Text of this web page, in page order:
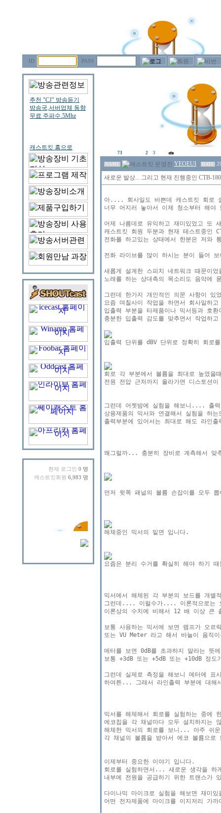
ID PASS
현재 로그인 0 명
캐스트킷회원 6,983 명
73 2 3
NAME YEOEUI DATE
새로운 발상... 그리고 현재 진행중인 CTB-
아.... 회사일도 바쁜데 캐스트킷 회로
너무 어지러 놓아서 이제 청소부터 해야
어제 나름데로 유익하고 재미있었고 또
캐스트킷 회원 두분과 현재 테스트중인
전화를 하고있는 상태에서 한분은 저와
전화 라이브를 많이 하시는 분이 들어
새롭게 설계한 스피치 네트워크 때문이
노래를 하는 상대측의 목소리도 음악에
그런데 한가지 개인적인 의문 사항이 있
요즘 며칠사이 작업을 하면서 회사일하
입출력 부분을 타제품이나 믹서등과 호
충분한 입출력 감도를 맞추면서 작업하
전원 전압 근처까지 올라가면 디스토션
그런데 어젯밤에 실험을 해보니.... 출
상용제품의 믹서와 연결해서 실험을 하
출력부분에 있어서는 최대로 해도 라인
왜그럴까... 충분히 장비로 계측해서 맞
먼저 윗쪽 패널의 볼륨 손잡이를 모두
믹서에서 해체된 각 부분의 보드를 개별
그런데.... 이럴수가.... 이론적으로는
이론상의 수치에 비해서 12 배 이상 큰
보통 사용하는 믹서에 보면 램프가 오르
또는 VU Meter 라고 해서 바늘이 움직
메터를 보면 0dB를 초과하지 말라는 뜻
보통 +3dB 또는 +5dB 또는 +10dB 정도
그런데 실제로 측정을 해보니 메터에 표
하여튼... 그래서 라인출력 부분에 대해
믹서를 해체해서 회로를 실험하는 중에
에코칩을 각 채널마다 모두 설치하지는
해체한 믹서의 회로를 보니... 아주 쉬운
각 채널의 볼륨을 받아서 에코 볼륨으
이제부터 중요한 이야기 입니다.
회로를 실험하면서... 새로운 생각을 하
내부에 전원을 공급하기 위한 트랜스가
다이나믹 마이크로 실험을 해보면 재미
어떤 전자제품에 마이크를 이지저리 가